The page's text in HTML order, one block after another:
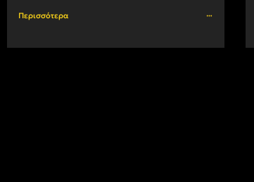
Περισσότερα